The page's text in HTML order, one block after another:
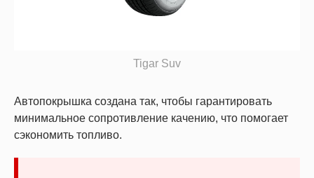
Tigar Suv
Автопокрышка создана так, чтобы гарантировать
минимальное сопротивление качению, что помогает
сэкономить топливо.